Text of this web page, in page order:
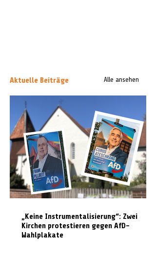
Aktuelle Beiträge Alle ansehen
„Keine Instrumentalisierung“: Zwei
Kirchen protestieren gegen AfD-
Wahlplakate